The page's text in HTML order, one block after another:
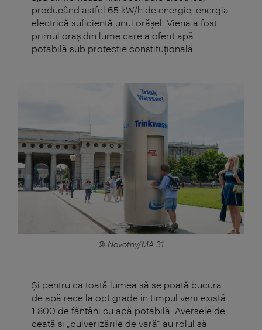
producând astfel 65 kW/h de energie, energia
electrică suficientă unui orăşel. Viena a fost
primul oraş din lume care a oferit apă
potabilă sub protecţie constituţională.
© Novotny/MA 31
Şi pentru ca toată lumea să se poată bucura
de apă rece la opt grade în timpul verii există
1.800 de fântâni cu apă potabilă. Aversele de
ceață și „pulverizările de vară” au rolul să